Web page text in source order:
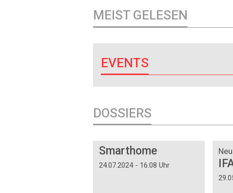
MEIST GELESEN
EVENTS
DOSSIERS
Smarthome
24.07.2024 - 16:08 Uhr